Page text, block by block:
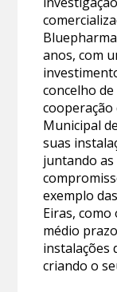
anos, com
concelho
cooperação
Municipal
suas
juntando as
exemplo
Eiras,
médio
instalações
criando o